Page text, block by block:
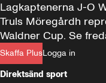
Skaffa PlusLogga in
Lagkaptenerna J-O
Truls Möregårdh
Waldner Cup. Se
med Plus! Start 14.00.
Direktsänd sport